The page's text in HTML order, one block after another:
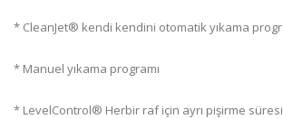
* CleanJet® kendi kendini otomatik yıkama
* Manuel yıkama programı
* LevelControl® Herbir raf için ayrı pişirme süresi